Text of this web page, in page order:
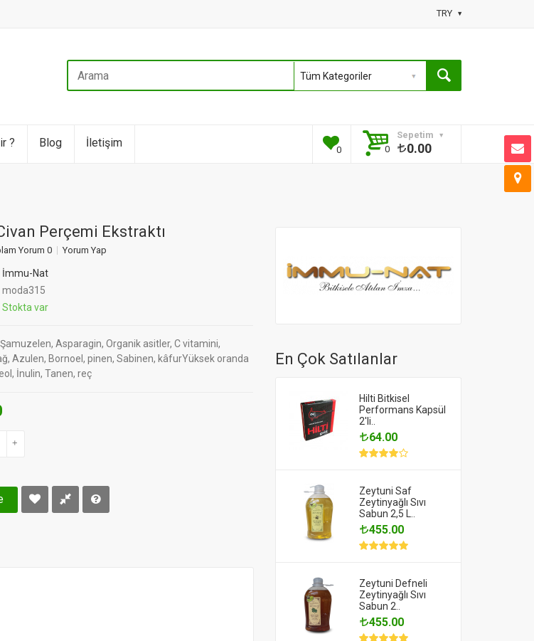
TRY
? Blog İletişim
0
Sepetim
0
0.00
Perçemi Ekstraktı
Yorum 0 Yorum Yap
İmmu-Nat
moda315
Stokta var
Asparagin, Organik asitler, C vitamini,
Azulen, Bornoel, pinen, Sabinen, kâfurYüksek oranda
İnulin, Tanen, reç
+
En Çok Satılanlar
Hilti Bitkisel
Performans Kapsül
2'li..
64.00
Zeytuni Saf
Zeytinyağlı Sıvı
Sabun 2,5 L..
455.00
Zeytuni Defneli
Zeytinyağlı Sıvı
Sabun 2..
455.00